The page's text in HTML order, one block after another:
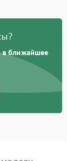
в ближайшее